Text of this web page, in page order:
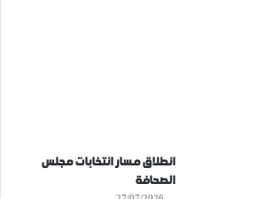
انطلاق مسار انتخابات مجلس
الصحافة